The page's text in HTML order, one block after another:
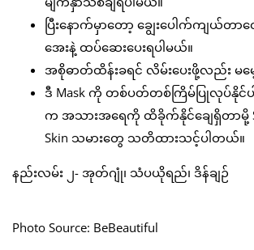
ပြီးနောက်မှာတော့ ချွေးပေါက်ကျယ်တာ
အေးနဲ့ ထပ်ဆေးပေးရပါမယ်။
အစိုဓာတ်ထိန်းခရင် လိမ်းပေးဖို့လည်း မမေ့
ဒီ Mask ကို တစ်ပတ်တစ်ကြိမ်ပြုလုပ်နို
က အသားအရေကို ထိခိုက်နိုင်ချေရှိတာမို့
Skin သမားတွေ သတိထားသင့်ပါတယ်။
နည်းလမ်း ၂- အုတ်ဂျုံ၊ သံပယိုရည်၊ ဒိန်ချဉ်
Photo Source: BeBeautiful